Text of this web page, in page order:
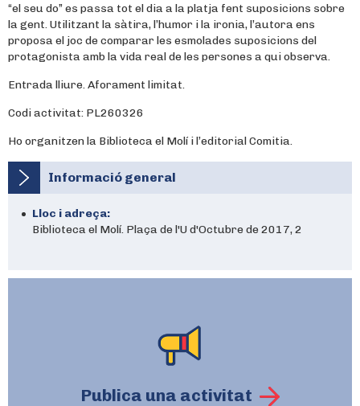
“el seu do” es passa tot el dia a la platja fent suposicions sobre
la gent. Utilitzant la sàtira, l’humor i la ironia, l’autora ens
proposa el joc de comparar les esmolades suposicions del
protagonista amb la vida real de les persones a qui observa.
Entrada lliure. Aforament limitat.
Codi activitat: PL260326
Ho organitzen la Biblioteca el Molí i l’editorial Comitia.
Informació general
Lloc i adreça:
Biblioteca el Molí. Plaça de l'U d'Octubre de 2017, 2
Publica una activitat